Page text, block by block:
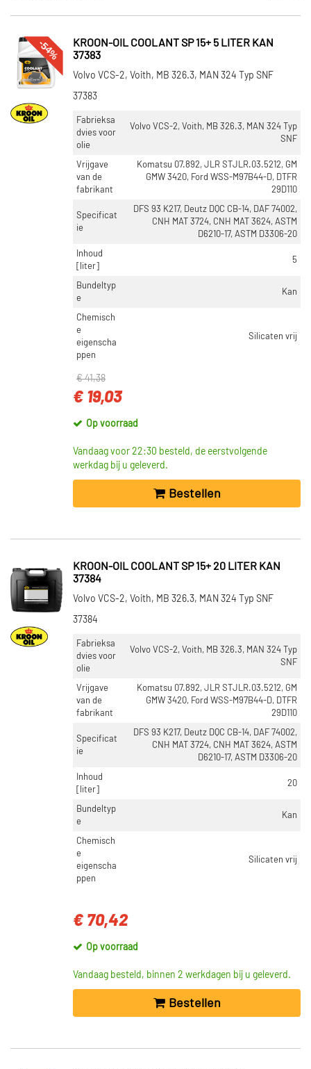
ONDERDEELMERK
Eurol (9)
INHOUD [LITER]
20 (5)
VOORRAAD
Op voorraad (13)
Niet op voorraad (3)
-54%
KROON-OIL COOLANT SP 15+ 5 LITER KAN
37383
Volvo VCS-2, Voith, MB 326.3, MAN 324 Typ SNF
37383
Fabrieksa
dvies voor
olie
Volvo VCS-2, Voith, MB 326.3, MAN 324 Typ
SNF
Vrijgave
van de
fabrikant
Komatsu 07.892, JLR STJLR.03.5212, GM
GMW 3420, Ford WSS-M97B44-D, DTFR
29D110
Specificat
ie
DFS 93 K217, Deutz DQC CB-14, DAF 74002,
CNH MAT 3724, CNH MAT 3624, ASTM
D6210-17, ASTM D3306-20
Inhoud
[liter]
5
Bundeltyp
e
Kan
Chemisch
e
eigenscha
ppen
Silicaten vrij
€ 41,38
€ 19,03
Op voorraad
Vandaag voor 22:30 besteld, de eerstvolgende
werkdag bij u geleverd.
Bestellen
KROON-OIL COOLANT SP 15+ 20 LITER KAN
37384
Volvo VCS-2, Voith, MB 326.3, MAN 324 Typ SNF
37384
Fabrieksa
dvies voor
olie
Volvo VCS-2, Voith, MB 326.3, MAN 324 Typ
SNF
Vrijgave
van de
fabrikant
Komatsu 07.892, JLR STJLR.03.5212, GM
GMW 3420, Ford WSS-M97B44-D, DTFR
29D110
Specificat
ie
DFS 93 K217, Deutz DQC CB-14, DAF 74002,
CNH MAT 3724, CNH MAT 3624, ASTM
D6210-17, ASTM D3306-20
Inhoud
[liter]
20
Bundeltyp
e
Kan
Chemisch
e
eigenscha
ppen
Silicaten vrij
€ 70,42
Op voorraad
Vandaag besteld, binnen 2 werkdagen bij u geleverd.
Bestellen